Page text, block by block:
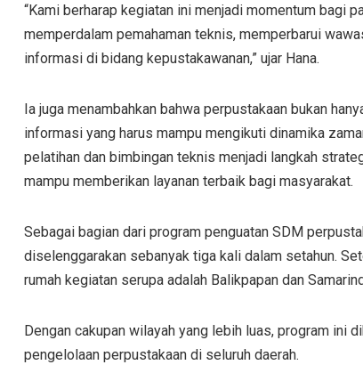
“Kami berharap kegiatan ini menjadi momentum bagi
memperdalam pemahaman teknis, memperbarui
informasi di bidang kepustakawanan,” ujar Hana.
Ia juga menambahkan bahwa perpustakaan bukan
informasi yang harus mampu mengikuti dinamika
pelatihan dan bimbingan teknis menjadi langkah
mampu memberikan layanan terbaik bagi masyarakat.
Sebagai bagian dari program penguatan SDM
diselenggarakan sebanyak tiga kali dalam setahun.
rumah kegiatan serupa adalah Balikpapan dan
Dengan cakupan wilayah yang lebih luas, program ini
pengelolaan perpustakaan di seluruh daerah.